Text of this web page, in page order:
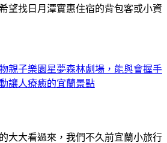
望找日月潭實惠住宿的背包客或小資
親子樂園星夢森林劇場，能與會握手
讓人療癒的宜蘭景點
大大看過來，我們不久前宜蘭小旅行